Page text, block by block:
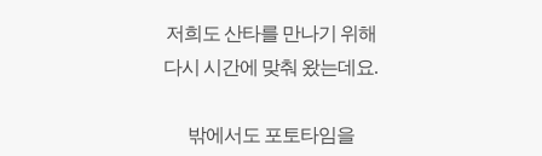
저희도 산타를 만나기 위해
다시 시간에 맞춰 왔는데요.
밖에서도 포토타임을